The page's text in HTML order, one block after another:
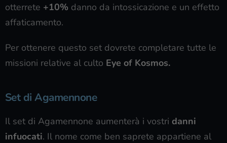
otterrete +10% danno da intossicazione e un effetto
affaticamento.
Per ottenere questo set dovrete completare tutte le
missioni relative al culto Eye of Kosmos.
Set di Agamennone
Il set di Agamennone aumenterà i vostri danni
infuocati. Il nome come ben saprete appartiene al